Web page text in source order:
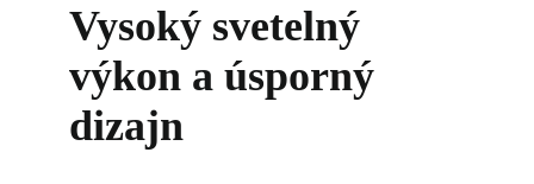
Vysoký svetelný
výkon a úsporný
dizajn